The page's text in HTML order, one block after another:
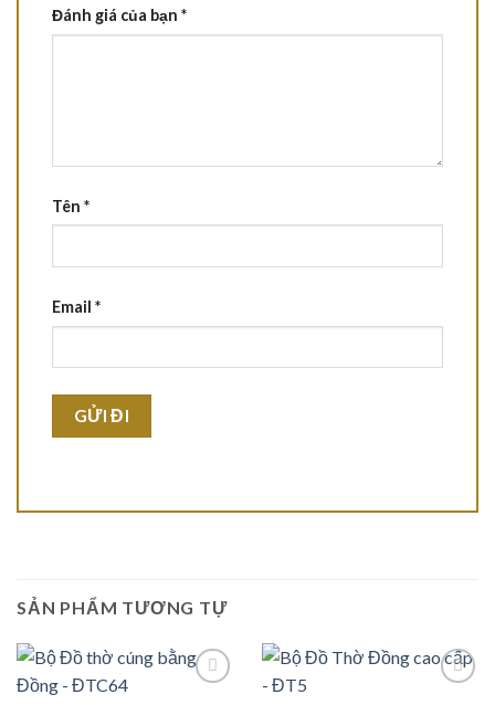
Đánh giá của bạn *
Tên *
Email *
SẢN PHẨM TƯƠNG TỰ